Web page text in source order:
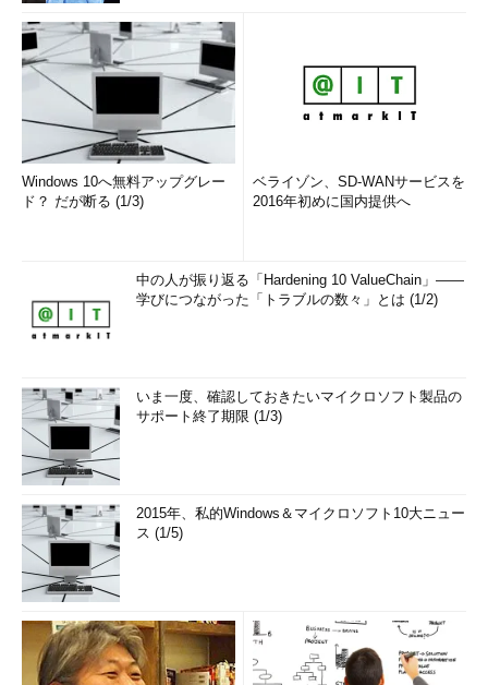
Windows 10へ無料アップグレー
ド？ だが断る (1/3)
ベライゾン、SD-WANサービスを
2016年初めに国内提供へ
中の人が振り返る「Hardening 10 ValueChain」――
学びにつながった「トラブルの数々」とは (1/2)
いま一度、確認しておきたいマイクロソフト製品の
サポート終了期限 (1/3)
2015年、私的Windows＆マイクロソフト10大ニュー
ス (1/5)